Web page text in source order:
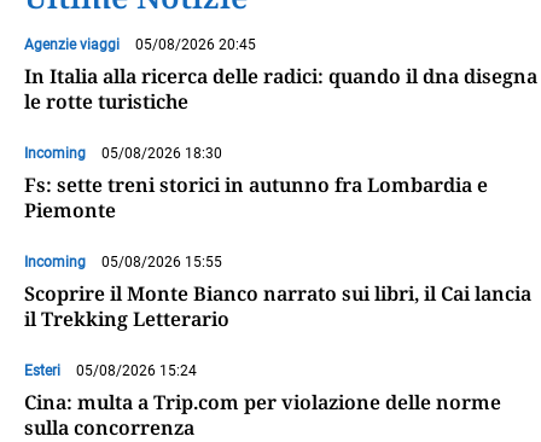
Agenzie viaggi 05/08/2026 20:45
In Italia alla ricerca delle radici: quando il dna disegna
le rotte turistiche
Incoming 05/08/2026 18:30
Fs: sette treni storici in autunno fra Lombardia e
Piemonte
Incoming 05/08/2026 15:55
Scoprire il Monte Bianco narrato sui libri, il Cai lancia
il Trekking Letterario
Esteri 05/08/2026 15:24
Cina: multa a Trip.com per violazione delle norme
sulla concorrenza